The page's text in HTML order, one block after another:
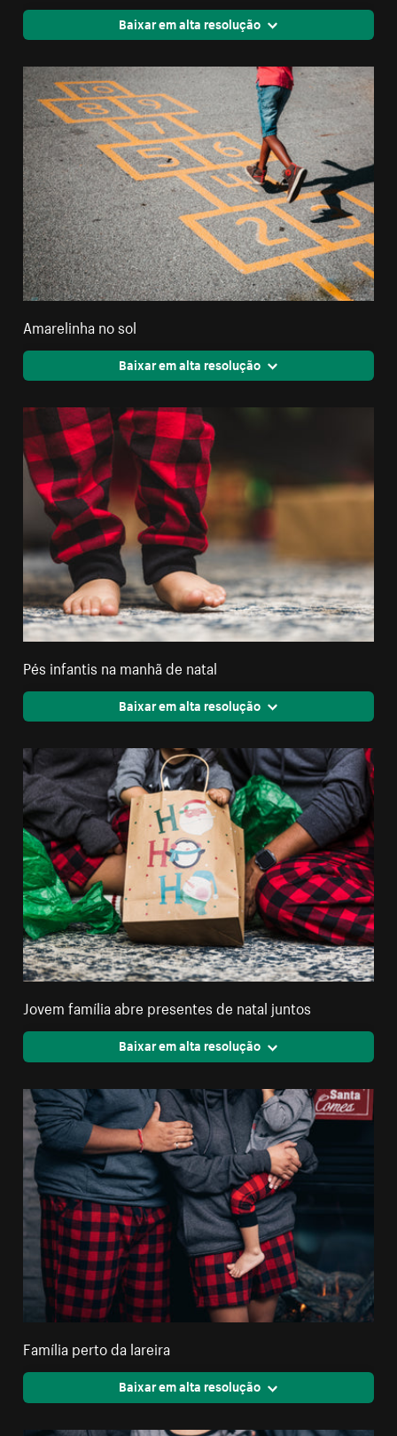
Baixar em alta resolução
Amarelinha no sol
Baixar em alta resolução
Pés infantis na manhã de natal
Baixar em alta resolução
Jovem família abre presentes de natal juntos
Baixar em alta resolução
Família perto da lareira
Baixar em alta resolução